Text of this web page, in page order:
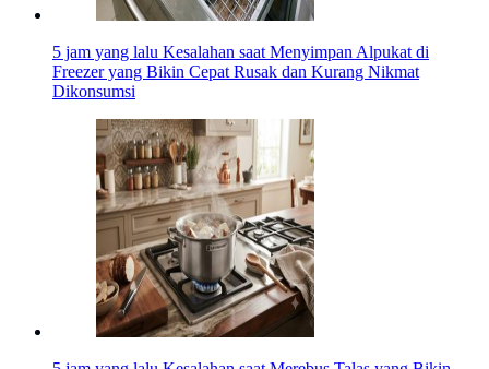
5 jam yang lalu Kesalahan saat Menyimpan Alpukat di
Freezer yang Bikin Cepat Rusak dan Kurang Nikmat
Dikonsumsi